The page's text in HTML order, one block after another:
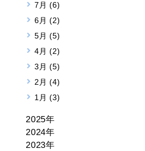
7月 (6)
6月 (2)
5月 (5)
4月 (2)
3月 (5)
2月 (4)
1月 (3)
2025年
2024年
2023年